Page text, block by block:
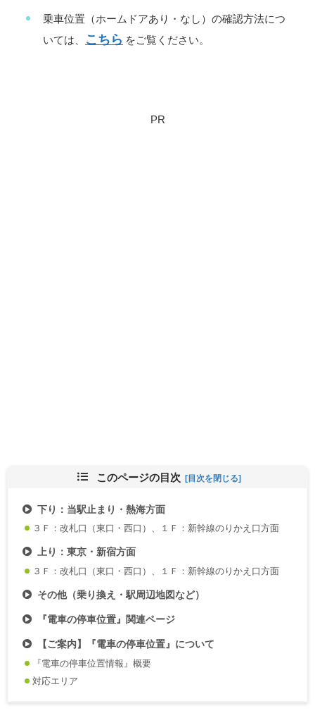
乗車位置（ホームドアあり・なし）の確認方法につ
いては、
こちら をご覧ください。
PR
このページの目次
下り：当駅止まり・熱海方面
３Ｆ：改札口（東口・西口）、１Ｆ：新幹線のりかえ口方面
上り：東京・新宿方面
３Ｆ：改札口（東口・西口）、１Ｆ：新幹線のりかえ口方面
その他（乗り換え・駅周辺地図など）
『電車の停車位置』関連ページ
【ご案内】『電車の停車位置』について
『電車の停車位置情報』概要
対応エリア